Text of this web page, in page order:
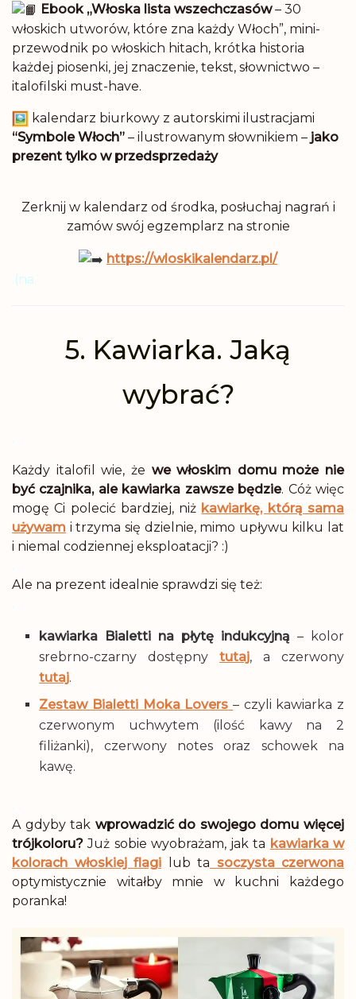
Ebook „Włoska lista wszechczasów– 30
włoskich utworów, które zna każdy Włoch”, mini-
przewodnik po włoskich hitach, krótka historia
każdej piosenki, jej znaczenie, tekst, słownictwo –
italofilski must-have.
kalendarz biurkowy z autorskimi ilustracjami
“Symbole Włoch” – ilustrowanym słownikiem – jako
prezent tylko w przedsprzedaży
Zerknij w kalendarz od środka, posłuchaj nagrań i
zamów swój egzemplarz na stronie
https://wloskikalendarz.pl/
.(na
5. Kawiarka. Jaką
wybrać?
.
Każdy italofil wie, że we włoskim domu może nie
być czajnika, ale kawiarka zawsze będzie. Cóż więc
mogę Ci polecić bardziej, niż kawiarkę, którą sama
używam i trzyma się dzielnie, mimo upływu kilku lat
i niemal codziennej eksploatacji? :)
.
Ale na prezent idealnie sprawdzi się też:
.
kawiarka Bialetti na płytę indukcyjną – kolor
srebrno-czarny dostępnytutaj, a czerwony
tutaj.
Zestaw Bialetti Moka Lovers – czyli kawiarka z
czerwonym uchwytem (ilość kawy na 2
filiżanki), czerwony notes oraz schowek na
kawę.
.
A gdyby tak wprowadzić do swojego domu więcej
trójkoloru? Już sobie wyobrażam, jak ta kawiarka w
kolorach włoskiej flagi lub ta soczysta czerwona
optymistycznie witałby mnie w kuchni każdego
poranka!